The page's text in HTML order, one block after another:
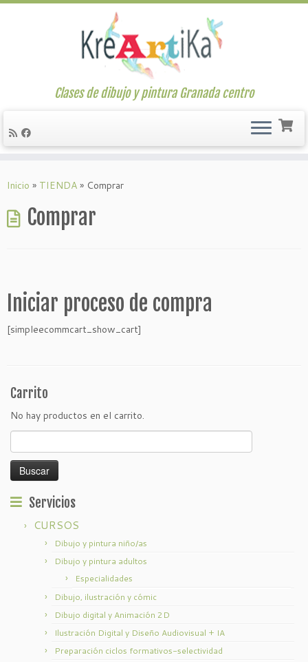
Clases de dibujo y pintura Granada centro
Inicio » TIENDA » Comprar
Comprar
Iniciar proceso de compra
[simpleecommcart_show_cart]
Carrito
No hay productos en el carrito.
Servicios
CURSOS
Dibujo y pintura niño/as
Dibujo y pintura adultos
Especialidades
Dibujo, ilustración y cómic
Dibujo digital y Animación 2D
Ilustración Digital y Diseño Audiovisual + IA
Preparación ciclos formativos-selectividad